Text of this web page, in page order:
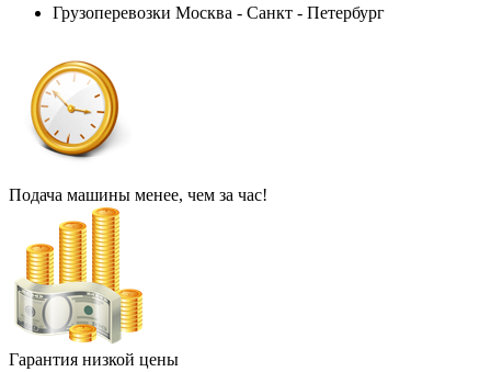
Грузоперевозки Москва - Санкт - Петербург
Подача машины менее, чем за час!
Гарантия низкой цены